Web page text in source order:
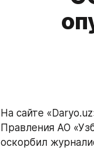
На сайте
Правления АО
оскорбил